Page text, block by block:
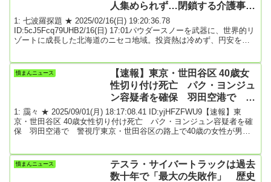
人集められず…閉鎖する介護事業
所も
1: 七波羅探題 ★ 2025/02/16(日) 19:20:36.78
ID:5cJ5Fcq79UHB2/16(日) 17:01パウダースノーを武器に、世界的リ
ゾートに成長した北海道のニセコ地域。投資熱は冷めず、円安を追
に売れている。バブルのような好景気に沸く一方で、労働力が枯渇
し、時給水準が東京より高い2000円を超えるまでに高騰している。
人を集められず、閉鎖する介護事業...
憤まんニュース
【速報】東京・世田谷区 40歳女
性切り付け死亡 パク・ヨンジュ
ン容疑者を確保 羽田空港で 警
視庁
1: 靄々 ★ 2025/09/01(月) 18:17:08.41 ID:yjHFZFWU9【速報】東
京・世田谷区 40歳女性切り付け死亡 パク・ヨンジュン容疑者を確
保 羽田空港で 警視庁東京・世田谷区の路上で40歳の女性が男に
ースに動画あります。yahoo!ﾆｭｰｽ9/1(月) 17:59配信 TBS NEWS
DIG Powered by JNN※関連スレ東京・世田谷区 女...
憤まんニュース
テスラ・サイバートラックは過去
数十年で「最大の失敗作」 歴史